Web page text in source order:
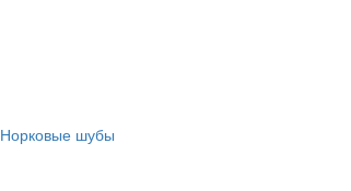
Норковые шубы